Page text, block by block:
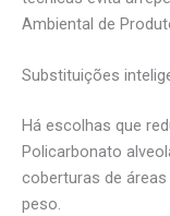
Ambiental de
Substituições
Há escolhas que
Policarbonato
coberturas de
peso.